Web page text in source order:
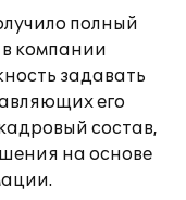
полный
компании
задавать
его
состав,
на основе